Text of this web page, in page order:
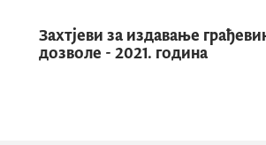
Захтјеви за издавање
дозволе - 2021. година